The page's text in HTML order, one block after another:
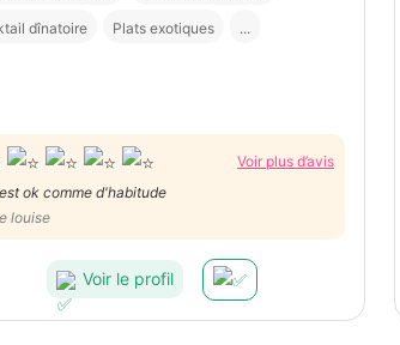
dînatoire Plats exotiques ...
Voir plus d’avis
ok comme d'habitude
louise
Voir le profil